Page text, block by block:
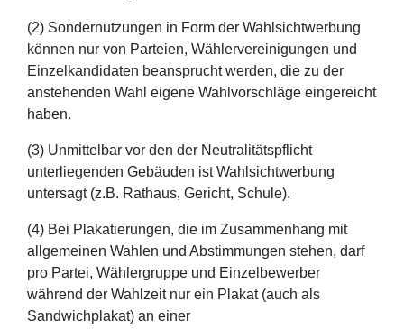
(2) Sondernutzungen in Form der Wahlsichtwerbung
können nur von Parteien, Wählervereinigungen und
Einzelkandidaten beansprucht werden, die zu der
anstehenden Wahl eigene Wahlvorschläge eingereicht
haben.
(3) Unmittelbar vor den der Neutralitätspflicht
unterliegenden Gebäuden ist Wahlsichtwerbung
untersagt (z.B. Rathaus, Gericht, Schule).
(4) Bei Plakatierungen, die im Zusammenhang mit
allgemeinen Wahlen und Abstimmungen stehen, darf
pro Partei, Wählergruppe und Einzelbewerber
während der Wahlzeit nur ein Plakat (auch als
Sandwichplakat) an einer